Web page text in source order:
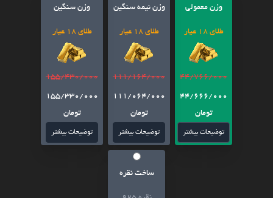
وزن معمولی
طلای 18 عیار
44/766/000
44/666/000
تومان
توضیحات بیشتر
وزن نیمه سنگین
طلای 18 عیار
111/164/000
111/064/000
تومان
توضیحات بیشتر
وزن سنگین
طلای 18 عیار
155/430/000
155/330/000
تومان
توضیحات بیشتر
ساخت نقره